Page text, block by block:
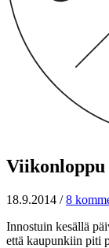
Viikonloppu
18.9.2014 / 8
Innostuin kesällä
että kaupunkiin piti